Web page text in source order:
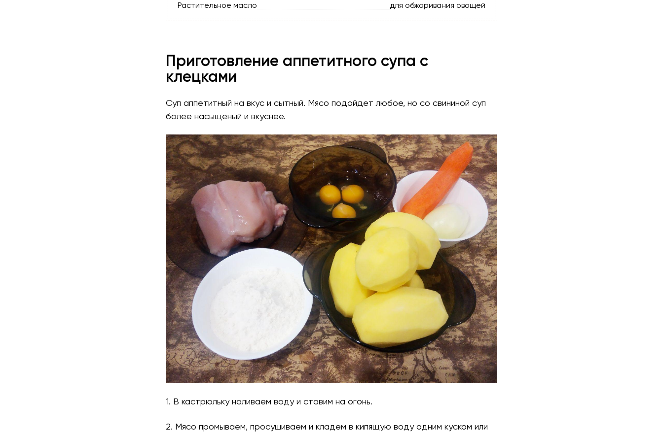
Растительное масло
для обжаривания овощей
Приготовление аппетитного супа с
клецками
Суп аппетитный на вкус и сытный. Мясо подойдет любое, но со свининой суп
более насыщеный и вкуснее.
1. В кастрюльку наливаем воду и ставим на огонь.
2. Мясо промываем, просушиваем и кладем в кипящую воду одним куском или